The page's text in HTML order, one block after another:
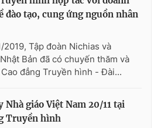
đào tạo, cung ứng nguồn nhân
2019, Tập đoàn Nichias và
Bản đã có chuyến thăm và
đẳng Truyền hình - Đài...
Nhà giáo Việt Nam 20/11 tại
Truyền hình